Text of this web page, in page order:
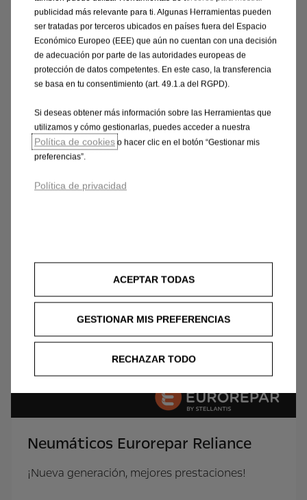
* Oferta válida en Península y Baleares para clientes particulares propietarios
de vehículo de cualquier marca, consistente en un 50% de descuento por
neumático de la Marca GOODYEAR sobre la tarifa oficial vigente. La aplicación
de la oferta está sujeta a la realización de la operación de sustitución de 2 ó 4
efectivo ni acumulable a otras ofertas en vigor. Consulte condiciones en
losServicios Oficiales Opel adheridos a la promoción.
Calcular presupuesto
Neumáticos Eurorepar Reliance
¡Nueva generación, mejores prestaciones!
publicidad más relevante para ti. Algunas Herramientas pueden
ser tratadas por terceros ubicados en países fuera del Espacio
Económico Europeo (EEE) que aún no cuentan con una decisión
de adecuación por parte de las autoridades europeas de
protección de datos competentes. En este caso, la transferencia
se basa en tu consentimiento (art. 49.1.a del RGPD).
Si deseas obtener más información sobre las Herramientas que
utilizamos y cómo gestionarlas, puedes acceder a nuestra
Política de cookies o hacer clic en el botón “Gestionar mis
preferencias”.
Política de privacidad
GESTIONAR MIS PREFERENCIAS
ACEPTAR TODAS
RECHAZAR TODO